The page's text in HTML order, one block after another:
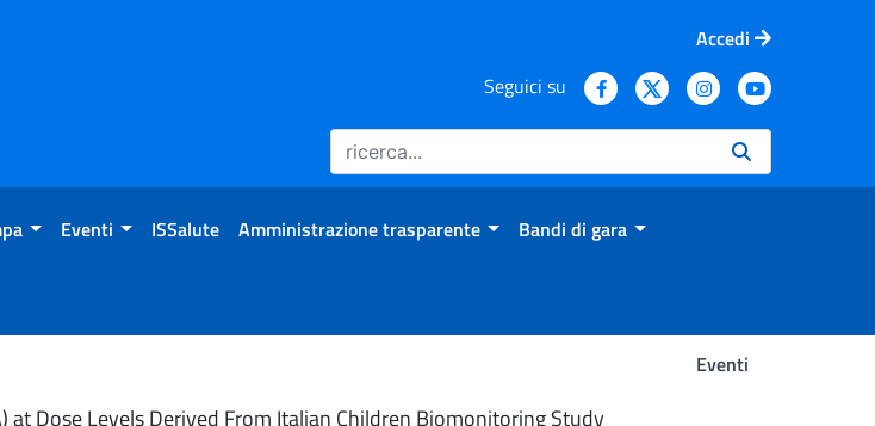
Accedi
Seguici su
Eventi ISSalute Amministrazione trasparente Bandi di gara
Eventi
Dose Levels Derived From Italian Children Biomonitoring Study